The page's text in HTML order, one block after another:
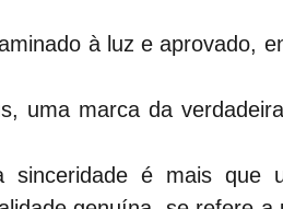
à luz e aprovado,
uma marca da
é mais que